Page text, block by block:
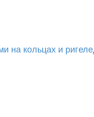
на кольцах и